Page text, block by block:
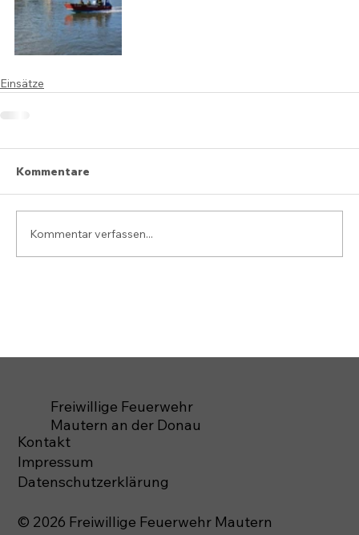
Einsätze
Kommentare
Kommentar verfassen...
Kontakt
Impressum
Datenschutzerklärung
© 2026 Freiwillige Feuerwehr Mautern
Freiwillige Feuerwehr
Mautern an der Donau